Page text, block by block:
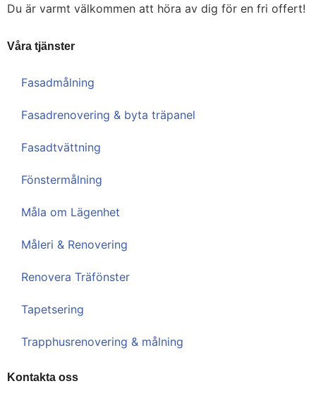
Du är varmt välkommen att höra av dig för en fri offert!
Våra tjänster
Fasadmålning
Fasadrenovering & byta träpanel
Fasadtvättning
Fönstermålning
Måla om Lägenhet
Måleri & Renovering
Renovera Träfönster
Tapetsering
Trapphusrenovering & målning
Kontakta oss